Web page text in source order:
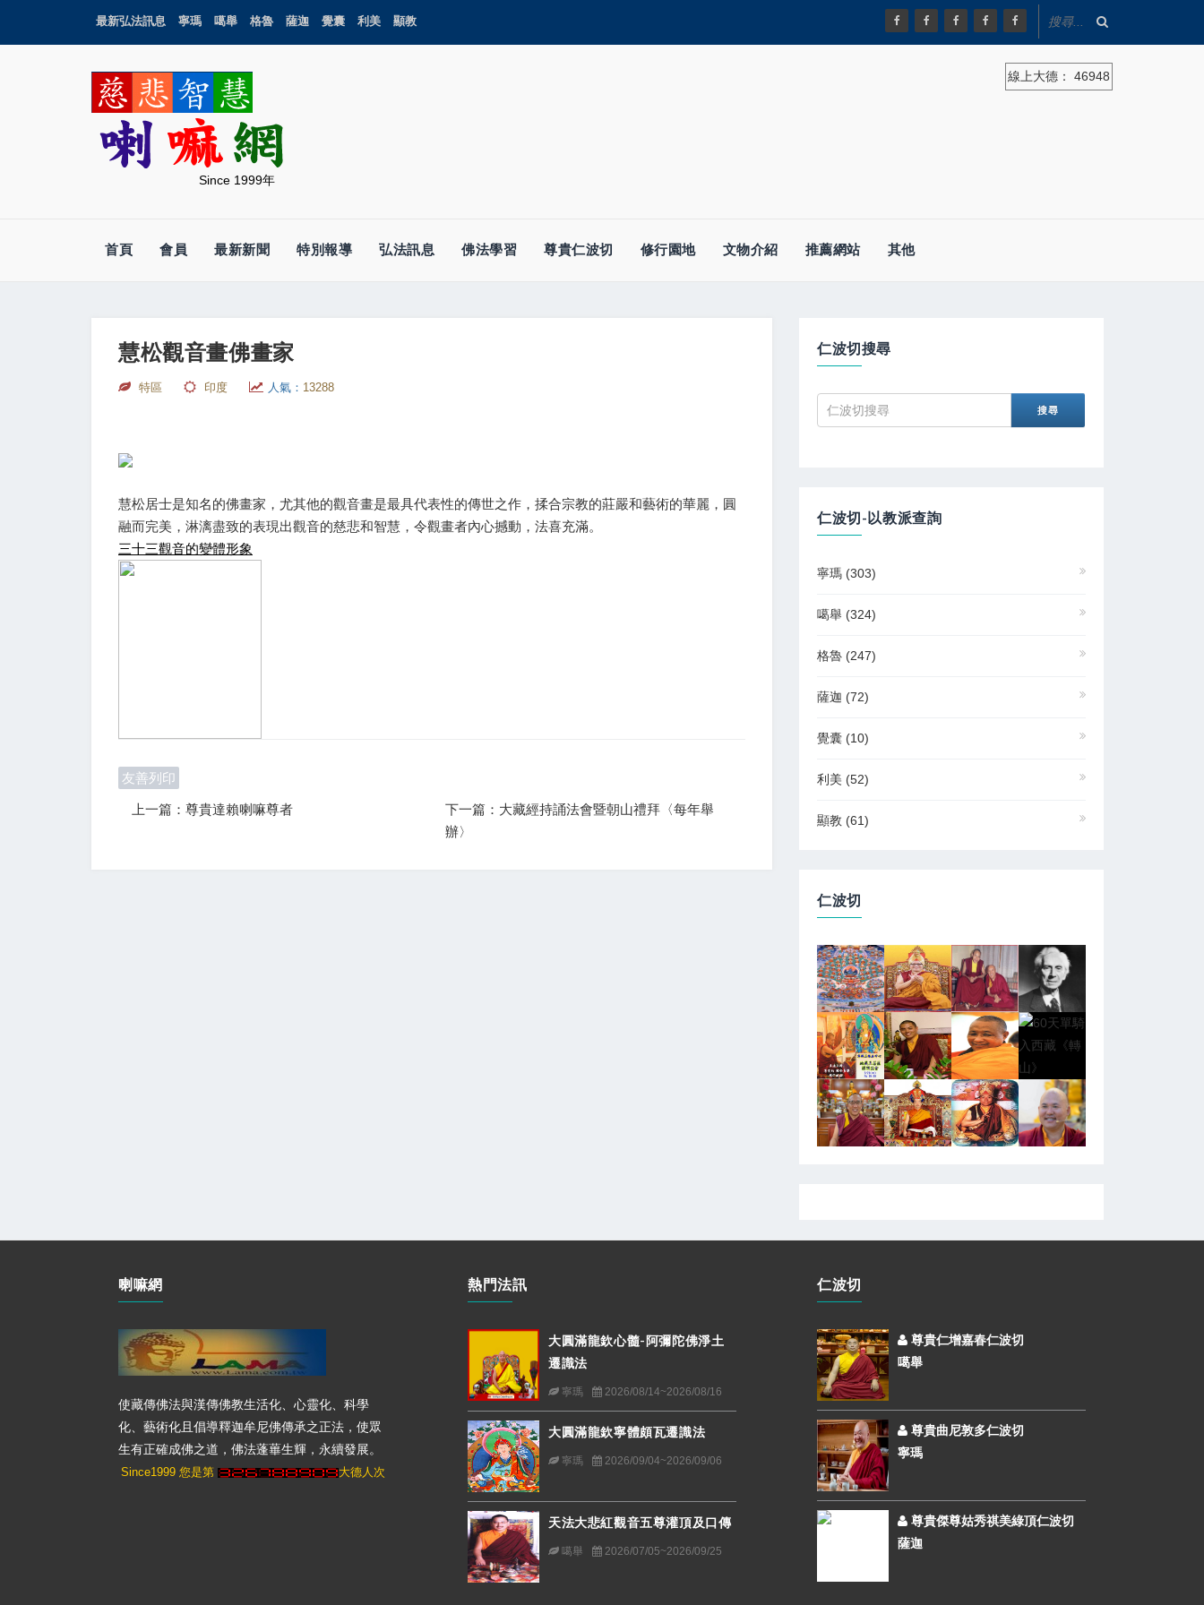
最新弘法訊息 寧瑪 噶舉 格魯 薩迦 覺囊 利美 顯教
Since 1999年
線上大德： 46948
首頁 會員 最新新聞 特別報導 弘法訊息 佛法學習 尊貴仁波切 修行園地 文物介紹 推薦網站 其他
慧松觀音畫佛畫家
特區 印度 人氣： 13288
慧松居士是知名的佛畫家，尤其他的觀音畫是最具代表性的傳世之作，揉合宗教的莊嚴和藝術的華麗，圓
融而完美，淋漓盡致的表現出觀音的慈悲和智慧，令觀畫者內心撼動，法喜充滿。
三十三觀音的變體形象
友善列印
上一篇：尊貴達賴喇嘛尊者
下一篇：大藏經持誦法會暨朝山禮拜〈每年舉
辦〉
仁波切搜尋
仁波切-以教派查詢
寧瑪 (303)
噶舉 (324)
格魯 (247)
薩迦 (72)
覺囊 (10)
利美 (52)
顯教 (61)
仁波切
喇嘛網
使藏傳佛法與漢傳佛教生活化、心靈化、科學
化、藝術化且倡導釋迦牟尼佛傳承之正法，使眾
生有正確成佛之道，佛法蓬蓽生輝，永續發展。
Since1999 您是第 大德人次
熱門法訊
大圓滿龍欽心髓-阿彌陀佛淨土
遷識法
寧瑪 2026/08/14~2026/08/16
大圓滿龍欽寧體頗瓦遷識法
寧瑪 2026/09/04~2026/09/06
天法大悲紅觀音五尊灌頂及口傳
噶舉 2026/07/05~2026/09/25
仁波切
尊貴仁增嘉春仁波切
噶舉
尊貴曲尼敦多仁波切
寧瑪
尊貴傑尊姑秀祺美綠頂仁波切
薩迦